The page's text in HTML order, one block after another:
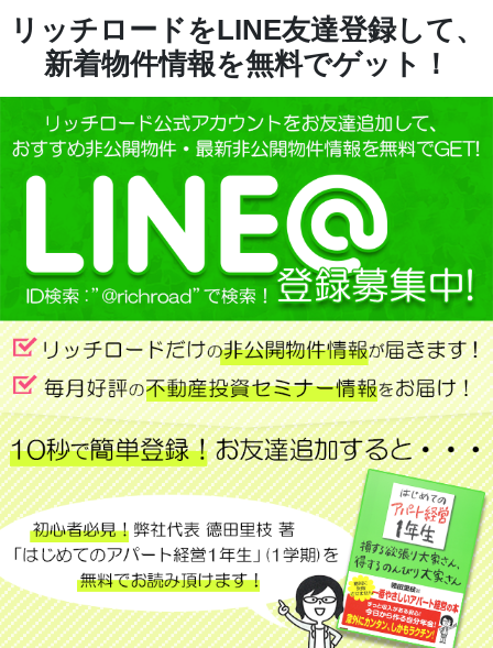
リッチロードをLINE友達登録して、
新着物件情報を無料でゲット！